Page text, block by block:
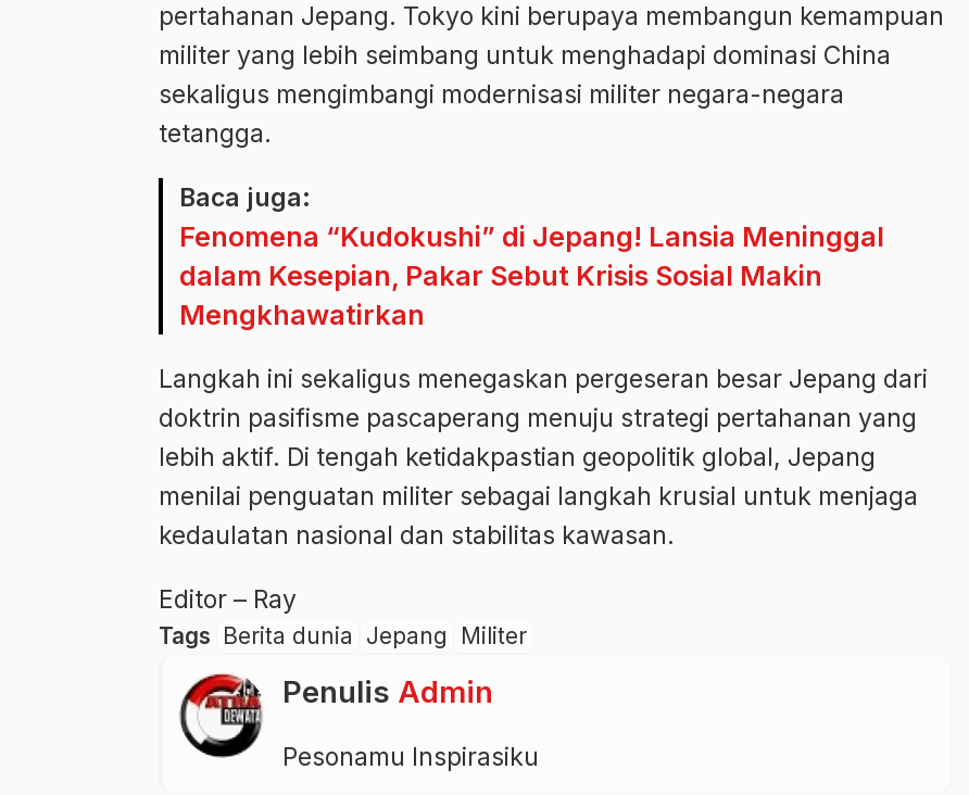
pertahanan Jepang. Tokyo kini berupaya membangun kemampuan
militer yang lebih seimbang untuk menghadapi dominasi China
sekaligus mengimbangi modernisasi militer negara-negara
tetangga.
Baca juga:
Fenomena “Kudokushi” di Jepang! Lansia Meninggal
dalam Kesepian, Pakar Sebut Krisis Sosial Makin
Mengkhawatirkan
Langkah ini sekaligus menegaskan pergeseran besar Jepang dari
doktrin pasifisme pascaperang menuju strategi pertahanan yang
lebih aktif. Di tengah ketidakpastian geopolitik global, Jepang
menilai penguatan militer sebagai langkah krusial untuk menjaga
kedaulatan nasional dan stabilitas kawasan.
Editor – Ray
Tags Berita dunia Jepang Militer
Penulis Admin
Pesonamu Inspirasiku